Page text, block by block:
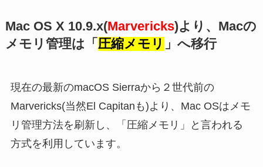
Mac OS X 10.9.x(Marvericks)より、Macの
メモリ管理は「 圧縮メモリ 」へ移行
現在の最新のmacOS Sierraから２世代前の
Marvericks(当然El Capitanも)より、Mac OSはメモ
リ管理方法を刷新し、「圧縮メモリ」と言われる
方式を利用しています。